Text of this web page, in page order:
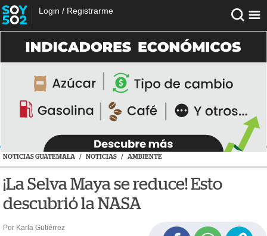
Login / Registrarme
NOTICIAS GUATEMALA / NOTICIAS / AMBIENTE
¡La Selva Maya se reduce! Esto
descubrió la NASA
Por Karla Gutiérrez